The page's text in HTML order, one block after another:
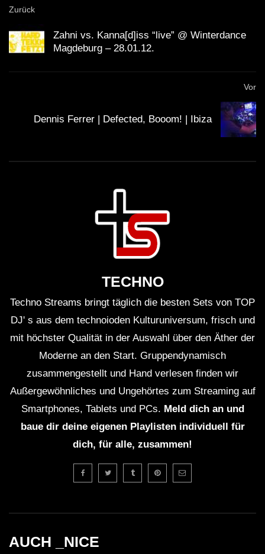
Zurück
Zahni vs. Kanna[d]iss “live” @ Winterdance
Magdeburg – 28.01.12.
Vor
Dennis Ferrer | Defected, Booom! | Ibiza
TECHNO
Techno Streams bringt täglich die besten Sets von TOP
DJ' s aus dem technoioden Kulturuniversum, frisch und
mit höchster Qualität in der Auswahl über den Äther der
Moderne an den Start. Gruppendynamisch
zusammengestellt und Hand verlesen finden wir
Außergewöhnliches und Ungehörtes zum Streaming auf
Smartphones, Tablets und PCs. Meld dich an und
baue dir deine eigenen Playlisten individuell für
dich, für alle, zusammen!
AUCH _NICE